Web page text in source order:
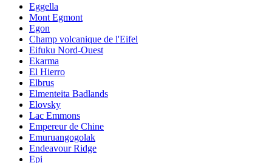
Eggella
Mont Egmont
Egon
Champ volcanique de l'Eifel
Eifuku Nord-Ouest
Ekarma
El Hierro
Elbrus
Elmenteita Badlands
Elovsky
Lac Emmons
Empereur de Chine
Emuruangogolak
Endeavour Ridge
Epi